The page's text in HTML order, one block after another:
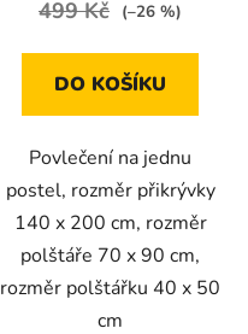
499 Kč (–26 %)
DO KOŠÍKU
Povlečení na jednu
postel, rozměr přikrývky
140 x 200 cm, rozměr
polštáře 70 x 90 cm,
rozměr polštářku 40 x 50
cm